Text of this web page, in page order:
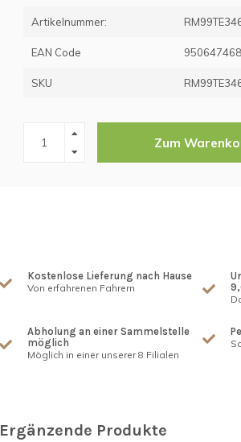
Artikelnummer:
EAN Code
SKU
Zum
Kostenlose Lieferung nach Hause
Von erfahrenen Fahrern
Abholung an einer Sammelstelle
möglich
Möglich in einer unserer 8 Filialen
Ergänzende Produkte